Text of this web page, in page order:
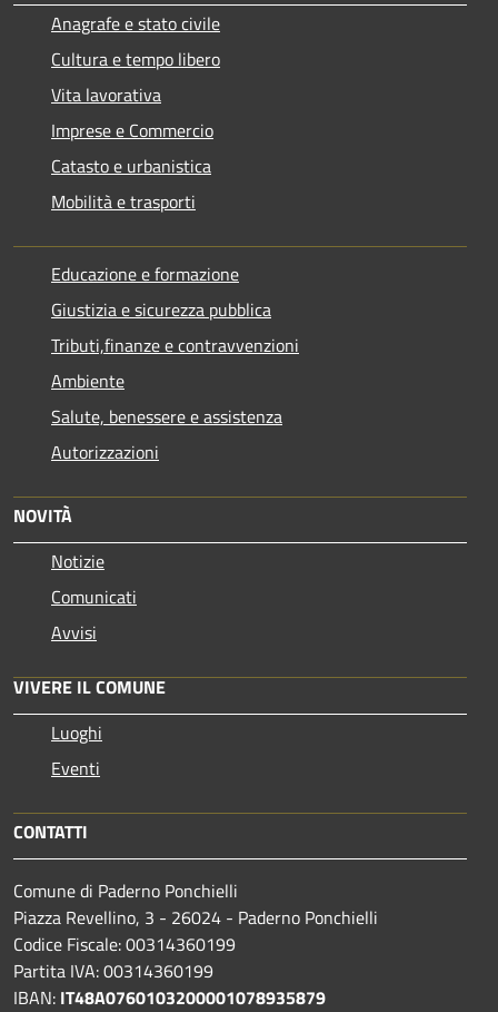
Anagrafe e stato civile
Cultura e tempo libero
Vita lavorativa
Imprese e Commercio
Catasto e urbanistica
Mobilità e trasporti
Educazione e formazione
Giustizia e sicurezza pubblica
Tributi,finanze e contravvenzioni
Ambiente
Salute, benessere e assistenza
Autorizzazioni
NOVITÀ
Notizie
Comunicati
Avvisi
VIVERE IL COMUNE
Luoghi
Eventi
CONTATTI
Comune di Paderno Ponchielli
Piazza Revellino, 3 - 26024 - Paderno Ponchielli
Codice Fiscale: 00314360199
Partita IVA: 00314360199
IBAN: IT48A0760103200001078935879